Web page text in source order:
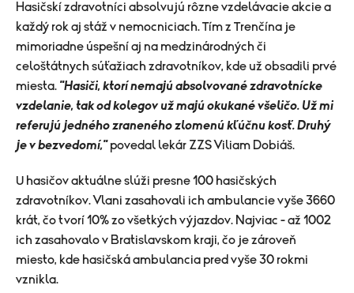
Hasičskí zdravotníci absolvujú rôzne vzdelávacie akcie a
každý rok aj stáž v nemocniciach. Tím z Trenčína je
mimoriadne úspešní aj na medzinárodných či
celoštátnych súťažiach zdravotníkov, kde už obsadili prvé
miesta. "Hasiči, ktorí nemajú absolvované zdravotnícke
vzdelanie, tak od kolegov už majú okukané všeličo. Už mi
referujú jedného zraneného zlomenú kľúčnu kosť. Druhý
je v bezvedomí," povedal lekár ZZS Viliam Dobiáš.
U hasičov aktuálne slúži presne 100 hasičských
zdravotníkov. Vlani zasahovali ich ambulancie vyše 3660
krát, čo tvorí 10% zo všetkých výjazdov. Najviac - až 1002
ich zasahovalo v Bratislavskom kraji, čo je zároveň
miesto, kde hasičská ambulancia pred vyše 30 rokmi
vznikla.